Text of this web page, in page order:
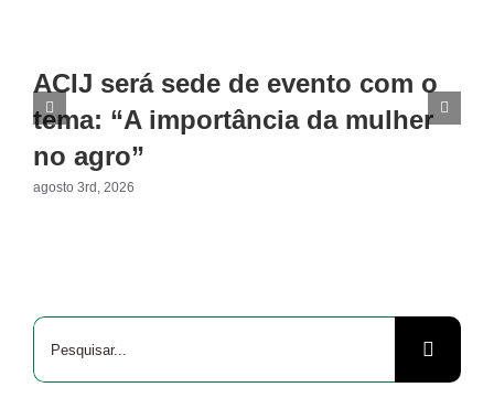
ACIJ será sede de evento com o
tema: “A importância da mulher
no agro”
agosto 3rd, 2026
Buscar
resultados